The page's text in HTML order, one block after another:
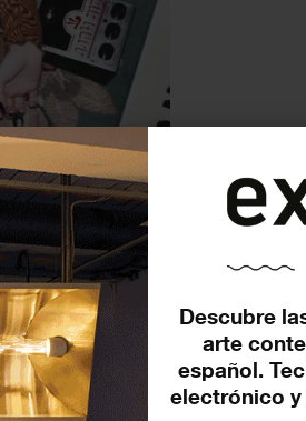
Descubre
arte
español.
electrónico
para